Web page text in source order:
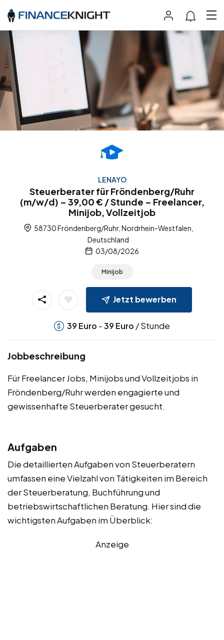
LENAYO
Steuerberater für Fröndenberg/Ruhr
(m/w/d) – 39,00 € / Stunde – Freelancer,
Minijob, Vollzeitjob
58730 Fröndenberg/Ruhr, Nordrhein-Westfalen,
Deutschland
03/08/2026
Minijob
Jetzt bewerben
39 Euro -39 Euro / Stunde
Jobbeschreibung
Für Freelancer Jobs, Minijobs und Vollzeitjobs in
Fröndenberg/Ruhr werden engagierte und
gewissenhafte Steuerberater gesucht.
Aufgaben
Die detaillierten Aufgaben von Steuerberatern
umfassen eine Vielzahl von Tätigkeiten im Bereich
der Steuerberatung, Buchführung und
betriebswirtschaftlichen Beratung. Hier sind die
wichtigsten Aufgaben im Überblick:
Anzeige